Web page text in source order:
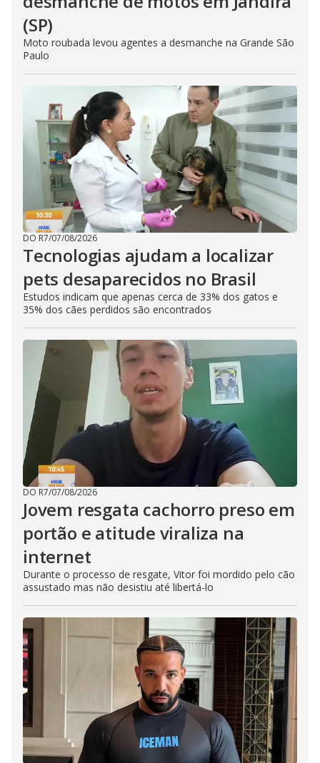
(SP)
Moto roubada levou agentes a desmanche na Grande São
Paulo
DO R7/07/08/2026
Tecnologias ajudam a localizar
pets desaparecidos no Brasil
Estudos indicam que apenas cerca de 33% dos gatos e
35% dos cães perdidos são encontrados
DO R7/07/08/2026
Jovem resgata cachorro preso em
portão e atitude viraliza na
internet
Durante o processo de resgate, Vitor foi mordido pelo cão
assustado mas não desistiu até libertá-lo